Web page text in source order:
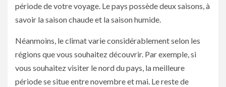
période de votre voyage. Le pays possède deux saisons, à
savoir la saison chaude et la saison humide.
Néanmoins, le climat varie considérablement selon les
régions que vous souhaitez découvrir. Par exemple, si
vous souhaitez visiter le nord du pays, la meilleure
période se situe entre novembre et mai. Le reste de